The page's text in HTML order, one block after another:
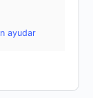
ayudar